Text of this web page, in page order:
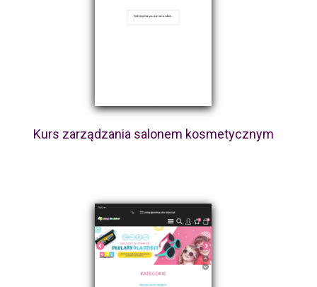
Kurs zarządzania salonem kosmetycznym